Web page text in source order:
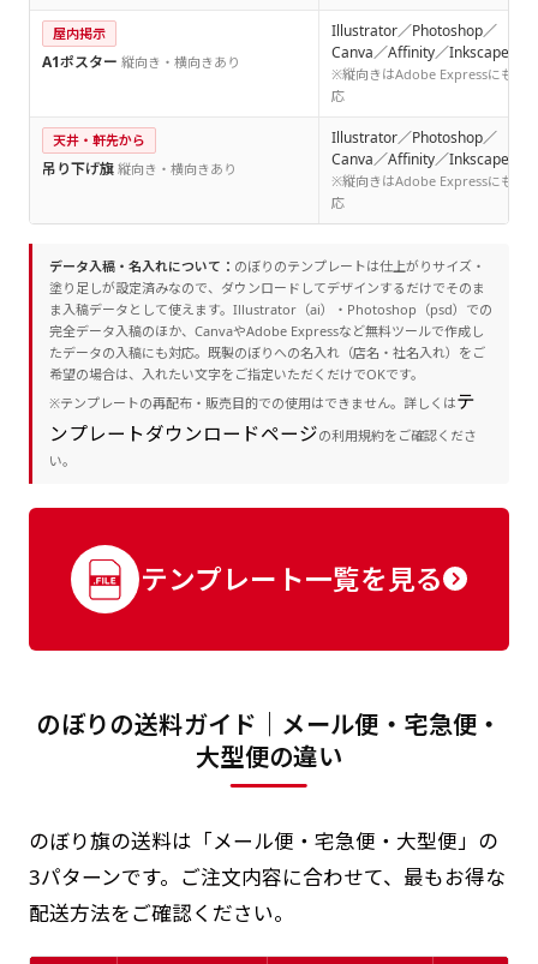
屋内掲示
A1ポスター 縦向き・横向きあり
Illustrator／Photoshop／
Canva／Affinity／Inkscape
※縦向きはAdobe Expressにも対
応
天井・軒先から
吊り下げ旗 縦向き・横向きあり
Illustrator／Photoshop／
Canva／Affinity／Inkscape
※縦向きはAdobe Expressにも対
応
データ入稿・名入れについて： のぼりのテンプレートは仕上がりサイズ・
塗り足しが設定済みなので、ダウンロードしてデザインするだけでそのま
ま入稿データとして使えます。Illustrator（ai）・Photoshop（psd）での
完全データ入稿のほか、CanvaやAdobe Expressなど無料ツールで作成し
たデータの入稿にも対応。既製のぼりへの名入れ（店名・社名入れ）をご
希望の場合は、入れたい文字をご指定いただくだけでOKです。
※テンプレートの再配布・販売目的での使用はできません。詳しくはテ
ンプレートダウンロードページの利用規約をご確認くださ
い。
テンプレート一覧を見る
のぼりの送料ガイド｜メール便・宅急便・
大型便の違い
のぼり旗の送料は「メール便・宅急便・大型便」の
3パターンです。ご注文内容に合わせて、最もお得な
配送方法をご確認ください。